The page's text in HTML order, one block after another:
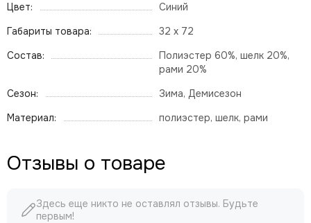
Цвет:
Синий
Габариты товара:
32 х 72
Состав:
Полиэстер 60%, шелк 20%,
рами 20%
Сезон:
Зима, Демисезон
Материал:
полиэстер, шелк, рами
Отзывы о товаре
Здесь еще никто не оставлял отзывы. Будьте
первым!